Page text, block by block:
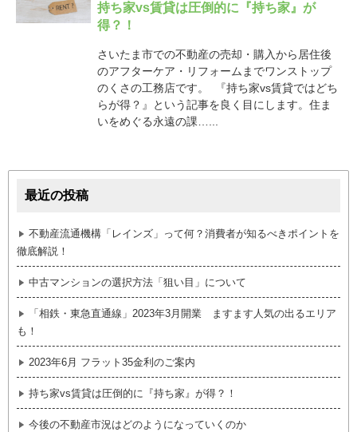
持ち家vs賃貸は圧倒的に『持ち家』が
得？！
さいたま市での不動産の売却・購入から居住後
のアフターケア・リフォームまでワンストップ
のくさの工務店です。 『持ち家vs賃貸ではどち
らが得？』という記事を良く目にします。住ま
いをめぐる永遠の課…...
最近の投稿
不動産流通機構「レインズ」って何？消費者が知るべきポイントを
徹底解説！
中古マンションの選択方法「狙い目」について
「相鉄・東急直通線」2023年3月開業 ますます人気の出るエリア
も！
2023年6月 フラット35金利のご案内
持ち家vs賃貸は圧倒的に『持ち家』が得？！
今後の不動産市況はどのようになっていくのか